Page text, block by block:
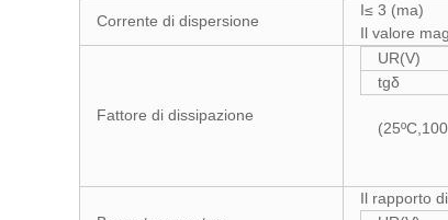
Corrente di dispersione
I≤ 3 (ma)
Il valore
Fattore di dissipazione
UR(V)
tgδ
Il rapporto